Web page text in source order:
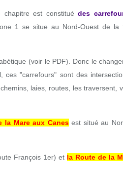
chapitre est constituédes
1 se situe au Nord-Ouest de la
(voir le PDF). Donc le
ces "carrefours" sont des
laies, routes, les traversent,
la Mare aux Canesest situé au
François 1er) et la Route de la